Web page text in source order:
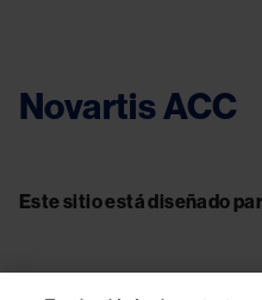
Novartis ACC
Este sitio está diseñado